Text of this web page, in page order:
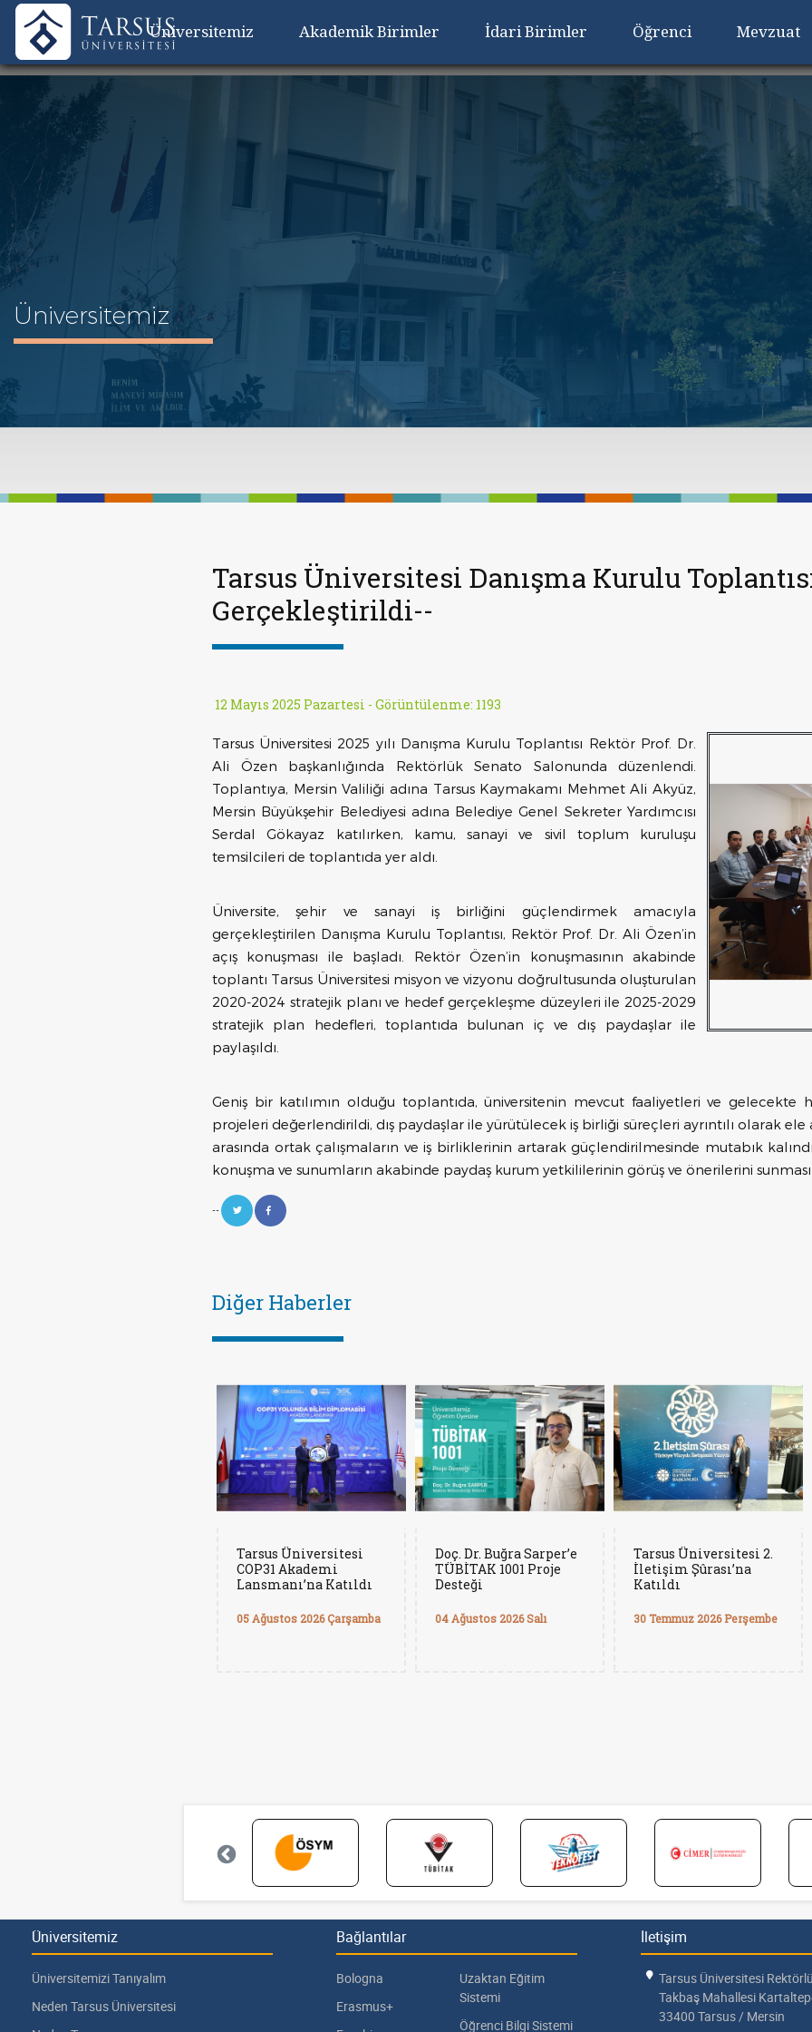
Üniversitemiz Akademik Birimler İdari Birimler Öğrenci Mevzuat
Üniversitemiz
Tarsus Üniversitesi Danışma Kurulu
Gerçekleştirildi--
12 Mayıs 2025 Pazartesi - Görüntülenme: 1193
Tarsus Üniversitesi 2025 yılı Danışma Kurulu Toplantısı Rektör Prof. Dr.
Ali Özen başkanlığında Rektörlük Senato Salonunda düzenlendi.
Toplantıya, Mersin Valiliği adına Tarsus Kaymakamı Mehmet Ali Akyüz,
Mersin Büyükşehir Belediyesi adına Belediye Genel Sekreter Yardımcısı
Serdal Gökayaz katılırken, kamu, sanayi ve sivil toplum kuruluşu
temsilcileri de toplantıda yer aldı.
Üniversite, şehir ve sanayi iş birliğini güçlendirmek amacıyla
gerçekleştirilen Danışma Kurulu Toplantısı, Rektör Prof. Dr. Ali Özen’in
açış konuşması ile başladı. Rektör Özen’in konuşmasının akabinde
toplantı Tarsus Üniversitesi misyon ve vizyonu doğrultusunda oluşturulan
2020-2024 stratejik planı ve hedef gerçekleşme düzeyleri ile 2025-2029
stratejik plan hedefleri, toplantıda bulunan iç ve dış paydaşlar ile
paylaşıldı.
Geniş bir katılımın olduğu toplantıda, üniversitenin mevcut faaliyetleri ve gelecekte
projeleri değerlendirildi, dış paydaşlar ile yürütülecek iş birliği süreçleri ayrıntılı olarak ele
arasında ortak çalışmaların ve iş birliklerinin artarak güçlendirilmesinde mutabık
konuşma ve sunumların akabinde paydaş kurum yetkililerinin görüş ve önerilerini
--
Diğer Haberler
Tarsus Üniversitesi
COP31 Akademi
Lansmanı’na Katıldı
05 Ağustos 2026 Çarşamba
Doç. Dr. Buğra Sarper’e
TÜBİTAK 1001 Proje
Desteği
04 Ağustos 2026 Salı
Tarsus Üniversitesi 2.
İletişim Şûrası’na
Katıldı
30 Temmuz 2026 Perşembe
Üniversitemiz
Üniversitemizi Tanıyalım
Neden Tarsus Üniversitesi
Bağlantılar
Bologna
Erasmus+
Uzaktan Eğitim
Sistemi
Öğrenci Bilgi Sistemi
İletişim
Tarsus Üniversitesi
Takbaş Mahallesi
33400 Tarsus / Mersin